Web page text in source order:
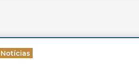
Notícias